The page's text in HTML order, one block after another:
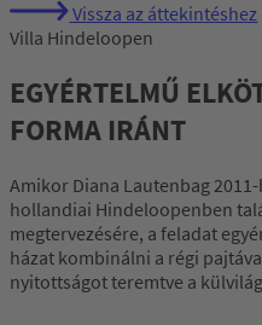
Vissza az áttekintéshez
Villa Hindeloopen
EGYÉRTELMŰ
FORMA IRÁNT
Amikor Diana Lautenbag
hollandiai Hindeloopenben
megtervezésére, a feladat
házat kombinálni a régi
nyitottságot teremtve a